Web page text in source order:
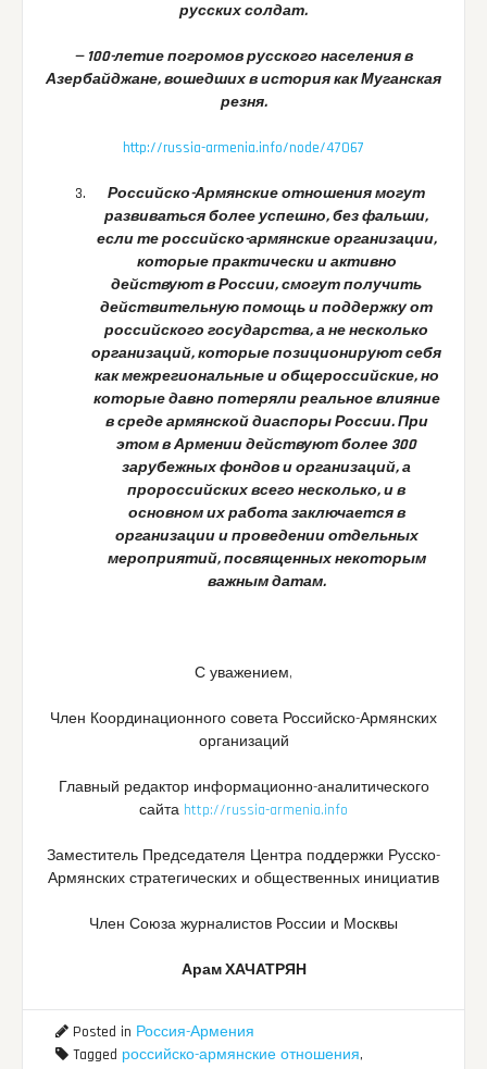
русских солдат.
— 100-летие погромов русского населения в
Азербайджане, вошедших в история как Муганская
резня.
http://russia-armenia.info/node/47067
Российско-Армянские отношения могут
развиваться более успешно, без фальши,
если те российско-армянские организации,
которые практически и активно
действуют в России, смогут получить
действительную помощь и поддержку от
российского государства, а не несколько
организаций, которые позиционируют себя
как межрегиональные и общероссийские, но
которые давно потеряли реальное влияние
в среде армянской диаспоры России. При
этом в Армении действуют более 300
зарубежных фондов и организаций, а
пророссийских всего несколько, и в
основном их работа заключается в
организации и проведении отдельных
мероприятий, посвященных некоторым
важным датам.
С уважением,
Член Координационного совета Российско-Армянских
организаций
Главный редактор информационно-аналитического
сайта http://russia-armenia.info
Заместитель Председателя Центра поддержки Русско-
Армянских стратегических и общественных инициатив
Член Союза журналистов России и Москвы
Арам ХАЧАТРЯН
Posted in Россия-Армения
Tagged российско-армянские отношения,